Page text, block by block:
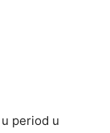
period u